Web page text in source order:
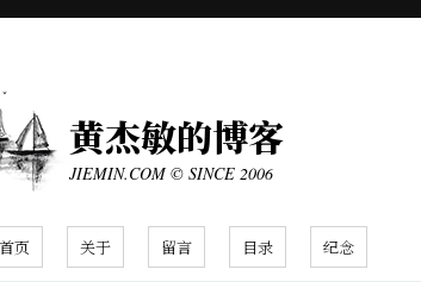
黄杰敏的博客
JIEMIN.COM © SINCE 2006
首页 关于 留言 目录 纪念